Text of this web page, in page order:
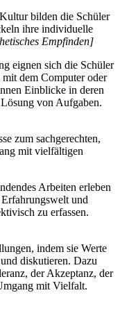
bilden die Schüler
ihre individuelle
Empfinden]
eignen sich die Schüler
dem Computer oder
Einblicke in deren
von Aufgaben.
zum sachgerechten,
mit vielfältigen
Arbeiten erleben
und
zu erfassen.
indem sie Werte
diskutieren. Dazu
der Akzeptanz, der
mit Vielfalt.